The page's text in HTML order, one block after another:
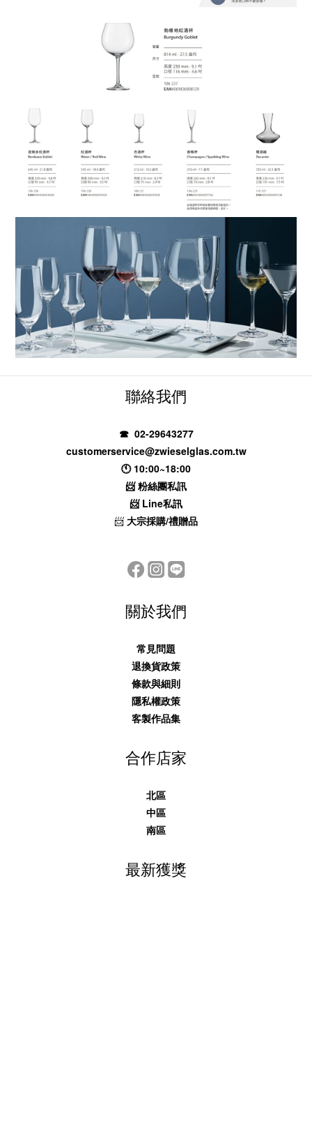
聯絡我們
☎ 02-29643277
customerservice@zwieselglas.com.tw
🕚 10:00~18:00
📨粉絲團私訊
📨 Line私訊
📨 大宗採購/禮贈品
關於我們
常見問題
退換貨政策
條款與細則
隱私權政策
客製作品集
合作店家
北區
中區
南區
最新獲獎